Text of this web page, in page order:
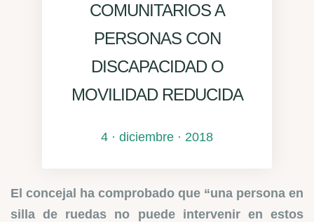
COMUNITARIOS A
PERSONAS CON
DISCAPACIDAD O
MOVILIDAD REDUCIDA
4 · diciembre · 2018
El concejal ha comprobado que “una persona en
silla de ruedas no puede intervenir en estos